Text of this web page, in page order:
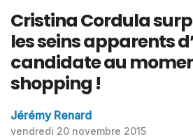
Cristina Cordula
les seins apparents
candidate au
shopping !
Jérémy Renard
vendredi 20 novembre 2015